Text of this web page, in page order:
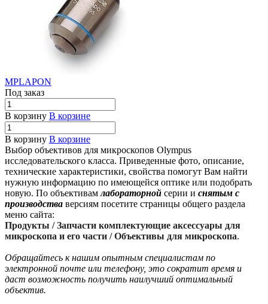
MPLAPON
Под заказ
В корзину В корзине
В корзину В корзине
Выбор объективов для микроскопов Olympus
исследовательского класса. Приведенные фото, описание,
технические характеристики, свойства помогут Вам найти
нужную информацию по имеющейся оптике или подобрать
новую. По объективамлабораторной серии и снятым с
производства версиям посетите страницы общего раздела
меню сайта:
Продукты / Запчасти комплектующие аксессуары для
микроскопа и его части / Объективы для микроскопа.
Обращайтесь к нашим опытным специалистам по
электронной почте или телефону, это сократит время и
даст возможность получить наилучший оптимальный
объектив.